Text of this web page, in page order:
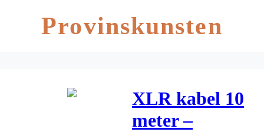
Provinskunsten
XLR kabel 10
meter –